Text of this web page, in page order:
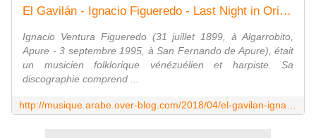
El Gavilán - Ignacio Figueredo - Last Night in Orient
Ignacio Ventura Figueredo (31 juillet 1899, à Algarrobito,
Apure - 3 septembre 1995, à San Fernando de Apure), était
un musicien folklorique vénézuélien et harpiste. Sa
discographie comprend ...